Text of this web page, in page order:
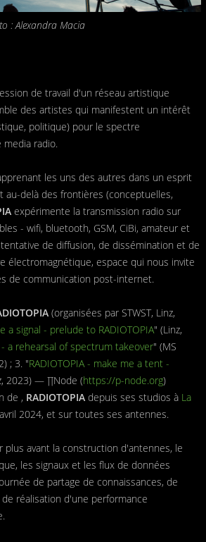
: Alexandra Macia
de travail d'un réseau artistique
des artistes qui manifestent un intérêt
politique) pour le spectre
radio.
les uns des autres dans un esprit
au-delà des frontières (conceptuelles,
expérimente la transmission radio sur
- wifi, bluetooth, GSM, CiBi, amateur et
de diffusion, de dissémination et de
électromagnétique, espace qui nous invite
de communication post-internet.
(organisées par STWST, Linz,
a signal - prelude to RADIOTOPIA" (Linz,
- a rehearsal of spectrum takeover" (MS
; 3. "RADIOTOPIA - make me a tent -
2023) — ∏Node (https://p-node.org)
de , RADIOTOPIA depuis ses studios à La
2024, et sur toutes ses antennes.
plus avant la construction d'antennes, le
les signaux et les flux de données
de partage de connaissances, de
réalisation d'une performance